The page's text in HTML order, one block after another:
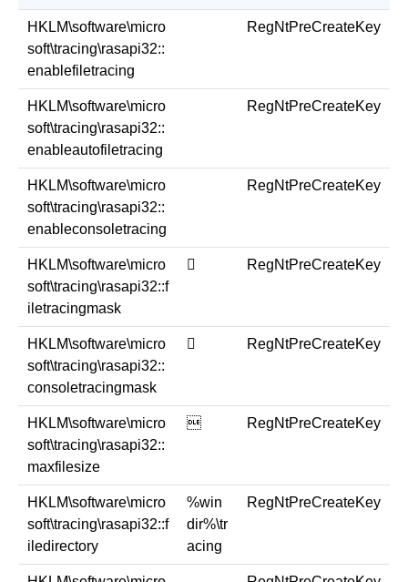
HKLM\software\micro
soft\tracing\rasapi32::
enablefiletracing
RegNtPreCreateKey
HKLM\software\micro
soft\tracing\rasapi32::
enableautofiletracing
RegNtPreCreateKey
HKLM\software\micro
soft\tracing\rasapi32::
enableconsoletracing
RegNtPreCreateKey
HKLM\software\micro
soft\tracing\rasapi32::f
iletracingmask
￿ RegNtPreCreateKey
HKLM\software\micro
soft\tracing\rasapi32::
consoletracingmask
￿ RegNtPreCreateKey
HKLM\software\micro
soft\tracing\rasapi32::
maxfilesize
 RegNtPreCreateKey
HKLM\software\micro
soft\tracing\rasapi32::f
iledirectory
%win
dir%\tr
acing
RegNtPreCreateKey